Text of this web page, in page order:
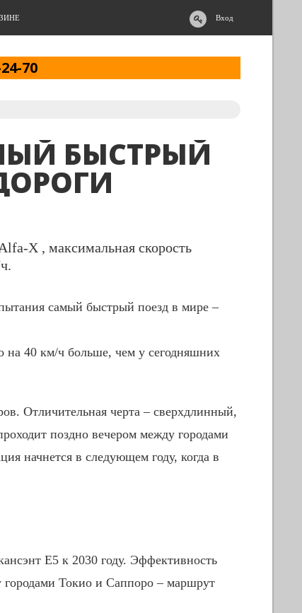
Вход
70
БЫСТРЫЙ
X , максимальная скорость
самый быстрый поезд в мире –
на 40 км/ч больше, чем у сегодняшних
Отличительная черта – сверхдлинный,
поздно вечером между городами
начнется в следующем году, когда в
Е5 к 2030 году. Эффективность
Токио и Саппоро – маршрут